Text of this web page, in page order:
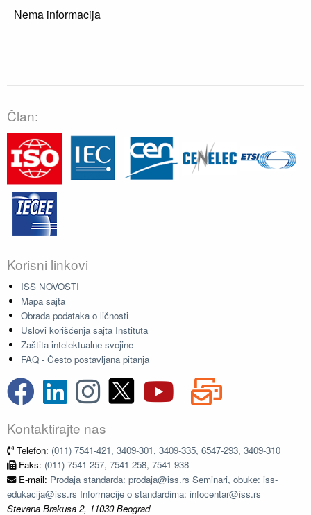
Nema informacija
Član:
Korisni linkovi
ISS NOVOSTI
Mapa sajta
Obrada podataka o ličnosti
Uslovi korišćenja sajta Instituta
Zaštita intelektualne svojine
FAQ - Često postavljana pitanja
Kontaktirajte nas
Telefon: (011) 7541-421, 3409-301, 3409-335, 6547-293, 3409-310
Faks: (011) 7541-257, 7541-258, 7541-938
E-mail: Prodaja standarda: prodaja@iss.rs Seminari, obuke: iss-
edukacija@iss.rs Informacije o standardima: infocentar@iss.rs
Stevana Brakusa 2, 11030 Beograd